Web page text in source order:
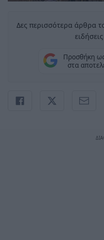
Δες περισσότερα άρθρα
Προσθήκη
στα